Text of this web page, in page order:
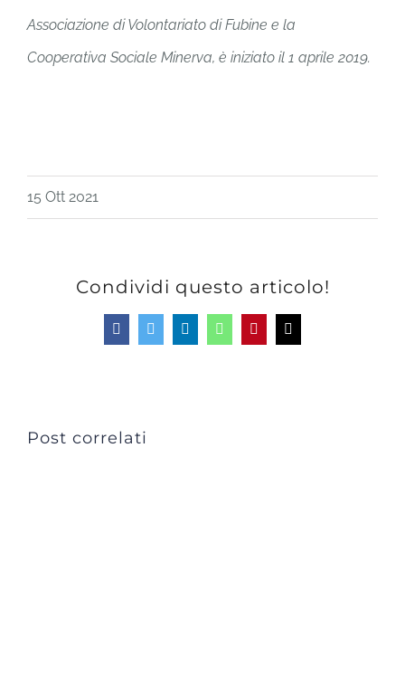
Associazione di Volontariato di Fubine e la
Cooperativa Sociale Minerva, è iniziato il 1 aprile 2019.
15 Ott 2021
Condividi questo articolo!
FacebookTwitterLinkedInWhatsAppPinterestEmail
Post correlati